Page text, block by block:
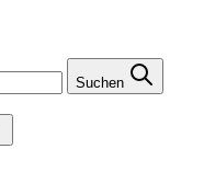
Suchen